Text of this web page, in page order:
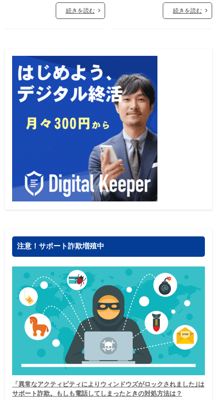
続きを読む 続きを読む
注意！サポート詐欺増殖中
「異常なアクティビティによりウィンドウズがロックされました｣は
サポート詐欺。もしも電話してしまったときの対処方法は？